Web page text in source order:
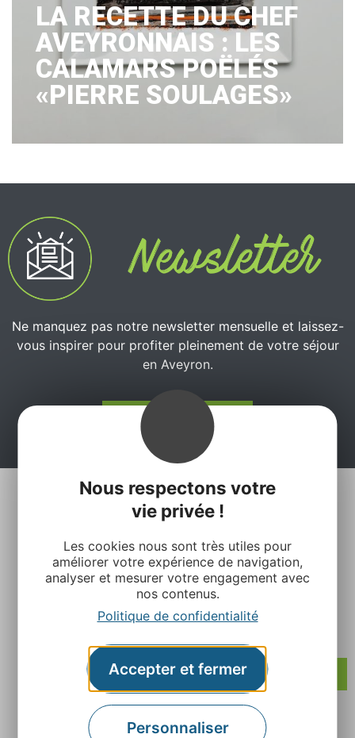
Nous respectons votre
vie privée !
Les cookies nous sont très utiles pour
améliorer votre expérience de navigation,
analyser et mesurer votre engagement avec
nos contenus.
Politique de confidentialité
Accepter et fermer
Personnaliser
LA RECETTE DU CHEF
AVEYRONNAIS : LES
CALAMARS POËLÉS
«PIERRE SOULAGES»
Ne manquez pas notre newsletter mensuelle et laissez-
vous inspirer pour profiter pleinement de votre séjour
en Aveyron.
Je m'abonne ici
Agence Départementale de l’Attractivité et du
Tourisme de l’Aveyron
Contactez-nous